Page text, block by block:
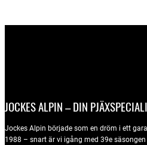
JOCKES ALPIN – DIN
Jockes Alpin började som en dröm i ett
1988 – snart är vi igång med 39e